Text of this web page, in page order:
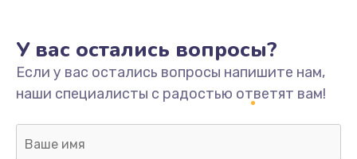
У вас остались вопросы?
Если у вас остались вопросы напишите нам,
наши специалисты с радостью ответят вам!